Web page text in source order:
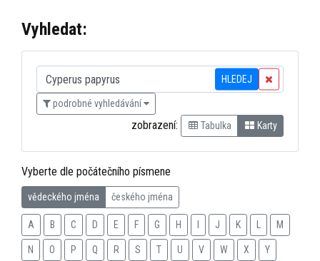
Vyhledat:
HLEDEJ
podrobné vyhledávání
zobrazení: Tabulka Karty
Vyberte dle počátečního písmene
vědeckého jména českého jména
A B C D E F G H J K M
N O P Q R S T U V W X Y